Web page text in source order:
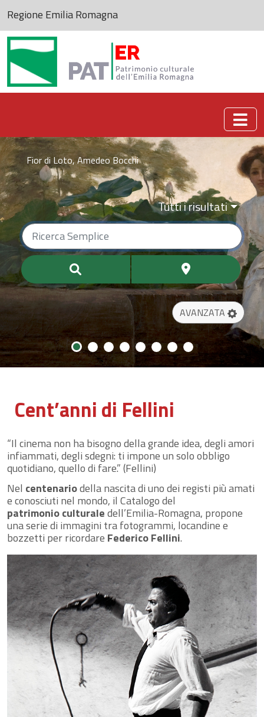
Regione Emilia Romagna
Patrimonio culturale dell'Emilia-Romagna
Tutti i risultati
AVANZATA
Fior di Loto, Amedeo Bocchi
Cent’anni di Fellini
“Il cinema non ha bisogno della grande idea, degli amori
infiammati, degli sdegni: ti impone un solo obbligo
quotidiano, quello di fare.” (Fellini)
Nel centenariodella nascita di uno dei registi più amati
e conosciuti nel mondo, il Catalogo del
patrimonio culturaledell’Emilia-Romagna, propone
una serie di immagini tra fotogrammi, locandine e
bozzetti per ricordare Federico Fellini.